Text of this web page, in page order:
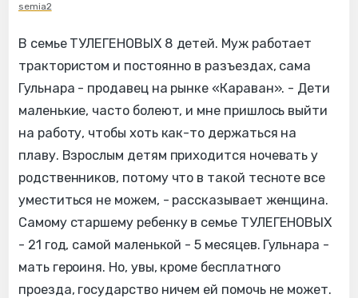
semia2
В семье ТУЛЕГЕНОВЫХ 8 детей. Муж работает
трактористом и постоянно в разъездах, сама
Гульнара - продавец на рынке «Караван». - Дети
маленькие, часто болеют, и мне пришлось выйти
на работу, чтобы хоть как-то держаться на
плаву. Взрослым детям приходится ночевать у
родственников, потому что в такой тесноте все
уместиться не можем, - рассказывает женщина.
Самому старшему ребенку в семье ТУЛЕГЕНОВЫХ
- 21 год, самой маленькой - 5 месяцев. Гульнара -
мать героиня. Но, увы, кроме бесплатного
проезда, государство ничем ей помочь не может.